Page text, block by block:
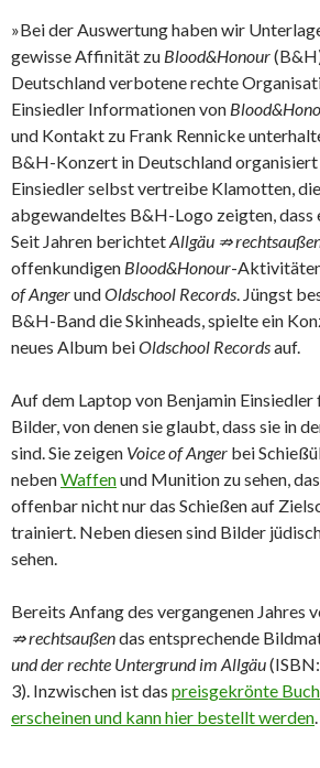
»Bei der Auswertung haben wir
gewisse Affinität zu Blood&Honour
Deutschland verbotene rechte
Einsiedler Informationen von
und Kontakt zu Frank Rennicke
B&H-Konzert in Deutschland organisiert
Einsiedler selbst vertreibe Klamotten,
abgewandeltes B&H-Logo zeigten, dass
Seit Jahren berichtetAllgäu ⇏
offenkundigen Blood&Honour-
of AngerundOldschool Records . Jüngst
B&H-Band die Skinheads, spielte ein
neues Album beiOldschool Recordsauf.
Auf dem Laptop von Benjamin
Bilder, von denen sie glaubt, dass sie in
sind. Sie zeigen Voice of Anger bei
nebenWaffenund Munition zu sehen,
offenbar nicht nur das Schießen auf
trainiert. Neben diesen sind Bilder
sehen.
Bereits Anfang des vergangenen Jahres
⇏ rechtsaußendas entsprechende
und der rechte Untergrund im Allgäu
3). Inzwischen ist das preisgekrönte
erscheinen und kann hier bestellt werden